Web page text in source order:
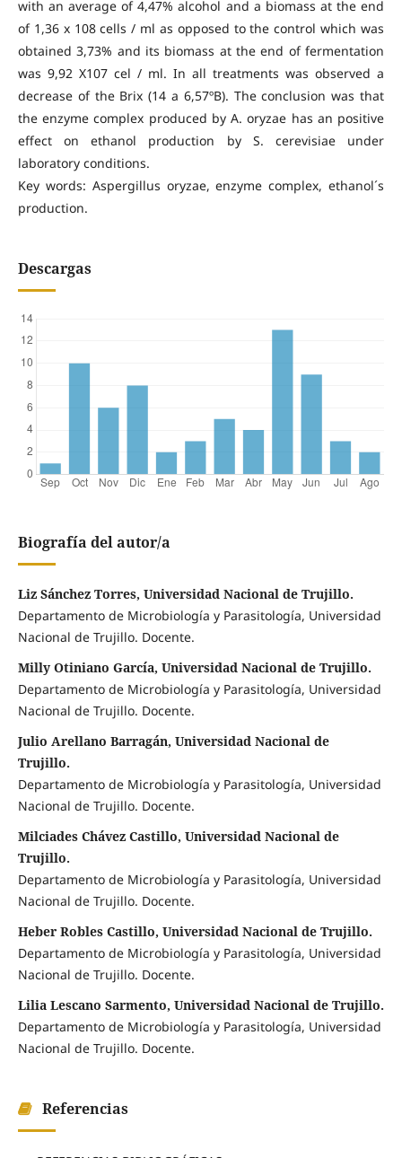
with an average of 4,47% alcohol and a biomass at the end
of 1,36 x 108 cells / ml as opposed to the control which was
obtained 3,73% and its biomass at the end of fermentation
was 9,92 X107 cel / ml. In all treatments was observed a
decrease of the Brix (14 a 6,57ºB). The conclusion was that
the enzyme complex produced by A. oryzae has an positive
effect on ethanol production by S. cerevisiae under
laboratory conditions.
Key words: Aspergillus oryzae, enzyme complex, ethanol´s
production.
Descargas
Biografía del autor/a
Liz Sánchez Torres, Universidad Nacional de Trujillo.
Departamento de Microbiología y Parasitología, Universidad
Nacional de Trujillo. Docente.
Milly Otiniano García, Universidad Nacional de Trujillo.
Departamento de Microbiología y Parasitología, Universidad
Nacional de Trujillo. Docente.
Julio Arellano Barragán, Universidad Nacional de
Trujillo.
Departamento de Microbiología y Parasitología, Universidad
Nacional de Trujillo. Docente.
Milciades Chávez Castillo, Universidad Nacional de
Trujillo.
Departamento de Microbiología y Parasitología, Universidad
Nacional de Trujillo. Docente.
Heber Robles Castillo, Universidad Nacional de Trujillo.
Departamento de Microbiología y Parasitología, Universidad
Nacional de Trujillo. Docente.
Lilia Lescano Sarmento, Universidad Nacional de Trujillo.
Departamento de Microbiología y Parasitología, Universidad
Nacional de Trujillo. Docente.
Referencias